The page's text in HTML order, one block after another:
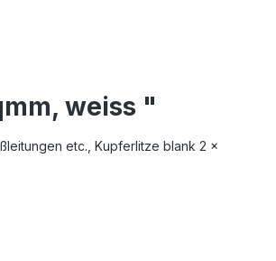
weiss "
etc., Kupferlitze blank 2 x